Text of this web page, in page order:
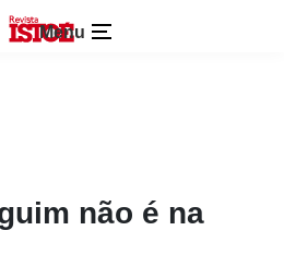
Menu
não é na